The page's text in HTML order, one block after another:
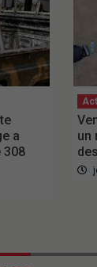
a
308
un